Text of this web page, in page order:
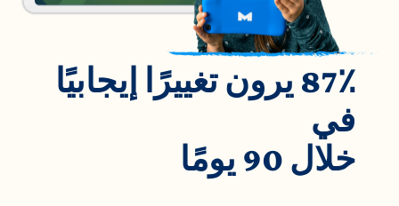
87٪ يرون تغييرًا إيجابيًا
في
خلال 90 يومًا